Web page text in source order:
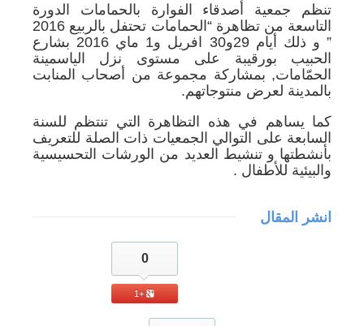
تنظم جمعية أصدقاء الفوارة بالحمامات الدورة
التاسعة من تظاهرة “الحمامات تحتفل بالربيع 2016
” و ذلك أيام 29و30 افريل و1 ماي 2016 بشارع
الحبيب بورقيبة على مستوى نزل الياسمينة
الحمّامات, بمشاركة مجموعة من أصحاب المنابت
بالمدينة لعرض منتوجاتهم.
كما يساهم في هذه التظاهرة التي تنتظم للسنة
السابعة على التوالي الجمعيات ذات الصلة للتعريف
بأنشطتها و تنشيط العديد من الورشات التحسيسية
والبيئية للأطفال .
انشر المقال
0
+1